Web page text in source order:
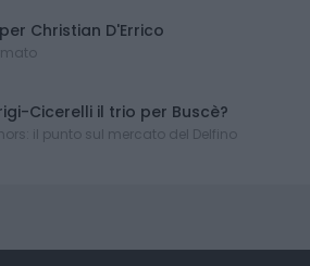
Christian D'Errico
Cicerelli il trio per Buscè?
il punto sul mercato del Delfino